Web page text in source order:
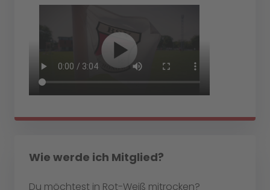
Wie werde ich Mitglied?
Du möchtest in Rot-Weiß mitrocken?